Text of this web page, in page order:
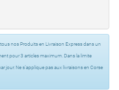
nos Produits en Livraison Express dans un
pour 3 articles maximum. Dans la limite
jour. Ne s’applique pas aux livraisons en Corse